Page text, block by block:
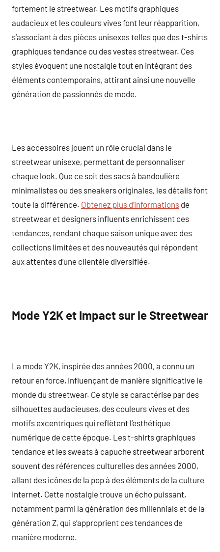
fortement le streetwear. Les motifs graphiques
audacieux et les couleurs vives font leur réapparition,
s’associant à des pièces unisexes telles que des t-shirts
graphiques tendance ou des vestes streetwear. Ces
styles évoquent une nostalgie tout en intégrant des
éléments contemporains, attirant ainsi une nouvelle
génération de passionnés de mode.
Les accessoires jouent un rôle crucial dans le
streetwear unisexe, permettant de personnaliser
chaque look. Que ce soit des sacs à bandoulière
minimalistes ou des sneakers originales, les détails font
toute la différence. Obtenez plus d’informations de
streetwear et designers influents enrichissent ces
tendances, rendant chaque saison unique avec des
collections limitées et des nouveautés qui répondent
aux attentes d’une clientèle diversifiée.
Mode Y2K et Impact sur le Streetwear
La mode Y2K, inspirée des années 2000, a connu un
retour en force, influençant de manière significative le
monde du streetwear. Ce style se caractérise par des
silhouettes audacieuses, des couleurs vives et des
motifs excentriques qui reflètent l’esthétique
numérique de cette époque. Les t-shirts graphiques
tendance et les sweats à capuche streetwear arborent
souvent des références culturelles des années 2000,
allant des icônes de la pop à des éléments de la culture
internet. Cette nostalgie trouve un écho puissant,
notamment parmi la génération des millennials et de la
génération Z, qui s’approprient ces tendances de
manière moderne.